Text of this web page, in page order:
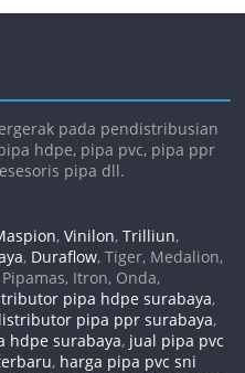
pada pendistribusian
hdpe, pipa pvc, pipa ppr
pipa dll.
,Vinilon,Trilliun,
, Duraflow, Tiger, Medalion,
Itron, Onda,
pipa hdpe surabaya,
pipa ppr surabaya,
hdpe surabaya, jual pipa pvc
, harga pipa pvc sni